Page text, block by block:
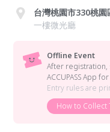
台灣桃園市330桃
一樓微光廳
Offline Event
After registration,
ACCUPASS App
Entry rules are
How to Collect